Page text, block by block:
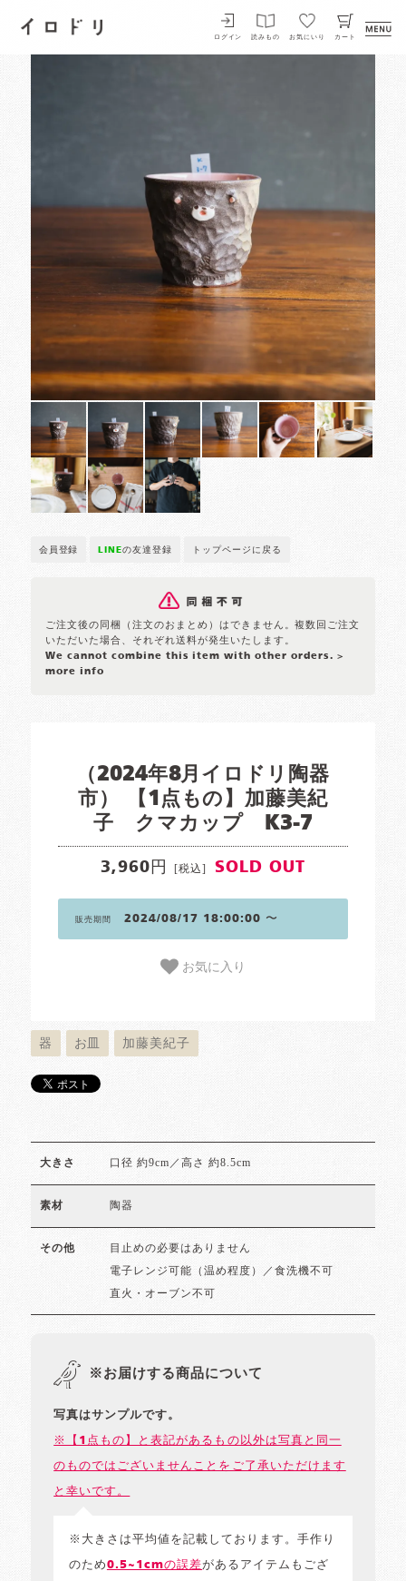
イロドリ
ログイン 読みもの お気にいり カート
会員登録 LINEの友達登録 トップページに戻る
ご注文後の同梱（注文のおまとめ）はできません。複数回ご注文
いただいた場合、それぞれ送料が発生いたします。
We cannot combine this item with other orders. >
more info
（2024年8月イロドリ陶器
市） 【1点もの】加藤美紀
子 クマカップ K3-7
3,960円 [税込] SOLD OUT
販売期間 2024/08/17 18:00:00 〜
お気に入り
器 お皿 加藤美紀子
大きさ 口径 約9cm／高さ 約8.5cm
素材 陶器
その他 目止めの必要はありません
電子レンジ可能（温め程度）／食洗機不可
直火・オーブン不可
※お届けする商品について
写真はサンプルです。
※【1点もの】と表記があるもの以外は写真と同一
のものではございませんことをご了承いただけます
と幸いです。
※大きさは平均値を記載しております。手作り
のため0.5~1cmの誤差があるアイテムもござ